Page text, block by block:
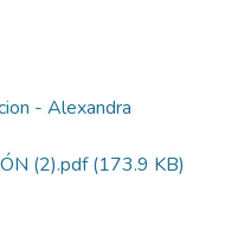
- Alexandra
(2).pdf(173.9 KB)